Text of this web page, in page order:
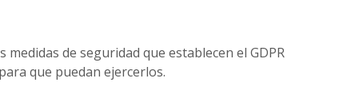
de seguridad que establecen el GDPR
que puedan ejercerlos.